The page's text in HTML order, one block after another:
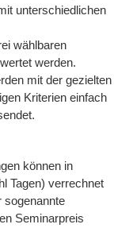
unterschiedlichen
wählbaren
werden.
mit der gezielten
Kriterien einfach
können in
Tagen) verrechnet
sogenannte
Seminarpreis